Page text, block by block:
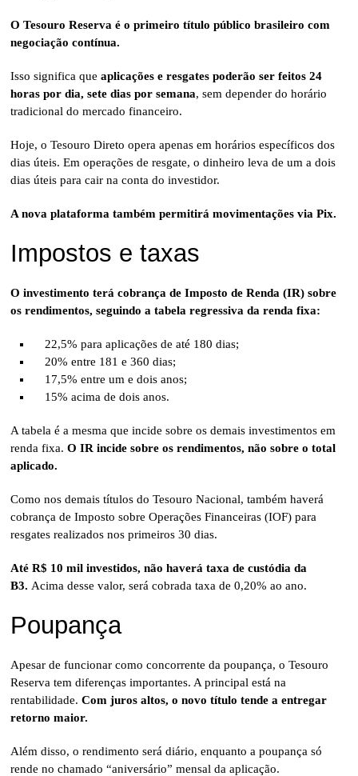
O Tesouro Reserva é o primeiro título público brasileiro com
negociação contínua.
Isso significa queaplicações e resgates poderão ser feitos 24
horas por dia, sete dias por semana, sem depender do horário
tradicional do mercado financeiro.
Hoje, o Tesouro Direto opera apenas em horários específicos dos
dias úteis. Em operações de resgate, o dinheiro leva de um a dois
dias úteis para cair na conta do investidor.
A nova plataforma também permitirá movimentações via Pix.
Impostos e taxas
O investimento terá cobrança de Imposto de Renda (IR) sobre
os rendimentos, seguindo a tabela regressiva da renda fixa:
22,5% para aplicações de até 180 dias;
20% entre 181 e 360 dias;
17,5% entre um e dois anos;
15% acima de dois anos.
A tabela é a mesma que incide sobre os demais investimentos em
renda fixa.O IR incide sobre os rendimentos, não sobre o total
aplicado.
Como nos demais títulos do Tesouro Nacional, também haverá
cobrança de Imposto sobre Operações Financeiras (IOF) para
resgates realizados nos primeiros 30 dias.
Até R$ 10 mil investidos, não haverá taxa de custódia da
B3. Acima desse valor, será cobrada taxa de 0,20% ao ano.
Poupança
Apesar de funcionar como concorrente da poupança, o Tesouro
Reserva tem diferenças importantes. A principal está na
rentabilidade.Com juros altos, o novo título tende a entregar
retorno maior.
Além disso, o rendimento será diário, enquanto a poupança só
rende no chamado “aniversário” mensal da aplicação.